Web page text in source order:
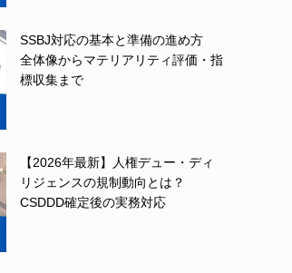
SSBJ対応の基本と準備の進め方
全体像からマテリアリティ評価・指
標収集まで
【2026年最新】人権デュー・ディ
リジェンスの規制動向とは？
CSDDD確定後の実務対応